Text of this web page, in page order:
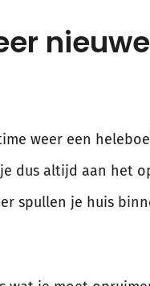
nieuwe
weer een
dus altijd aan het
spullen je huis